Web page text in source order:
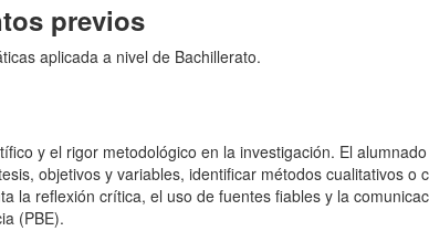
previos
aplicada a nivel de Bachillerato.
y el rigor metodológico en la investigación. El
objetivos y variables, identificar métodos cualitativos
la reflexión crítica, el uso de fuentes fiables y la
(PBE).